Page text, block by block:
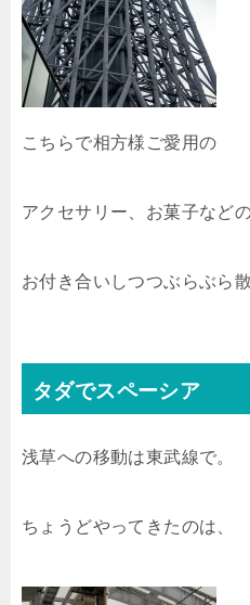
こちらで相方様ご愛用の
アクセサリー、お菓子など
お付き合いしつつぶらぶら散
タダでスペーシア
浅草への移動は東武線で。
ちょうどやってきたのは、